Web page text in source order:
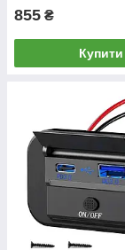
855 ₴
Купити